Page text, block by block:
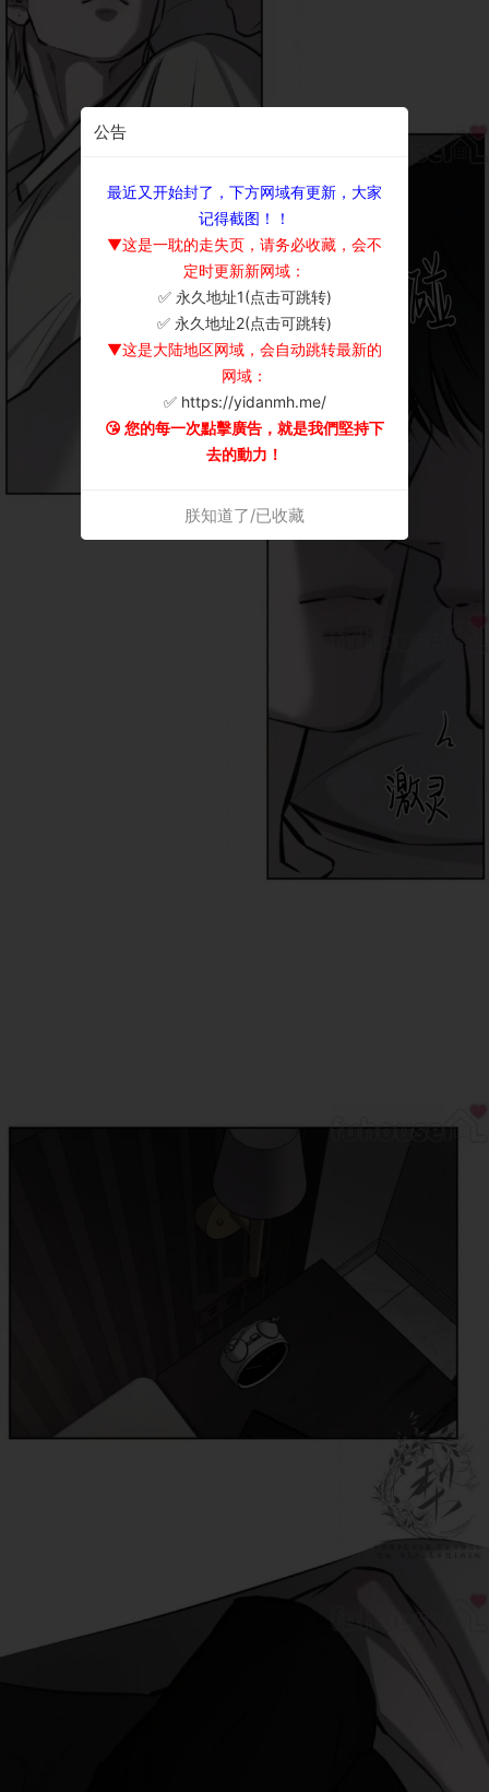
公告
最近又开始封了，下方网域有更新，大家
记得截图！！
▼这是一耽的走失页，请务必收藏，会不
定时更新新网域：
✅ 永久地址1(点击可跳转)
✅ 永久地址2(点击可跳转)
▼这是大陆地区网域，会自动跳转最新的
网域：
✅ https://yidanmh.me/
😘 您的每一次點擊廣告，就是我們堅持下
去的動力！
朕知道了/已收藏